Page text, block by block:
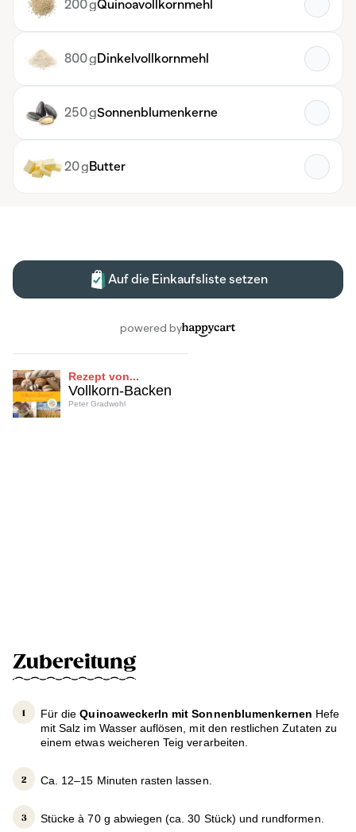
Rezept von...
Vollkorn-Backen
Peter Gradwohl
Zubereitung
Für dieQuinoaweckerln mit Sonnenblumenkernen Hefe
mit Salz im Wasser auflösen, mit den restlichen Zutaten zu
einem etwas weicheren Teig verarbeiten.
Ca. 12–15 Minuten rasten lassen.
Stücke à 70 g abwiegen (ca. 30 Stück) und rundformen.